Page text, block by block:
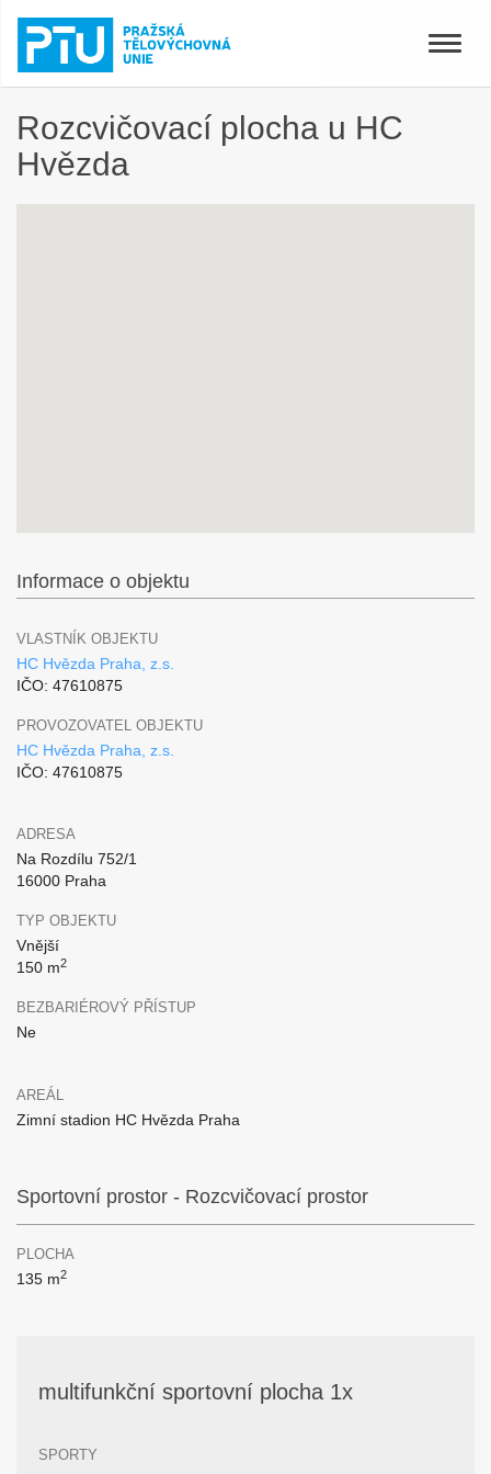
Toggle
Rozcvičovací plocha u HC
Hvězda
Informace o objektu
VLASTNÍK OBJEKTU
HC Hvězda Praha, z.s.
IČO: 47610875
PROVOZOVATEL OBJEKTU
HC Hvězda Praha, z.s.
IČO: 47610875
ADRESA
Na Rozdílu 752/1
16000 Praha
TYP OBJEKTU
Vnější
150 m2
BEZBARIÉROVÝ PŘÍSTUP
Ne
AREÁL
Zimní stadion HC Hvězda Praha
Sportovní prostor - Rozcvičovací prostor
PLOCHA
135 m2
multifunkční sportovní plocha 1x
SPORTY